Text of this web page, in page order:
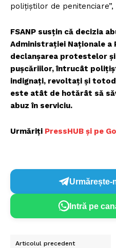
polițiștilor de
FSANP susțin că decizia
Administrației Naționale a
declanșarea protestelor
pușcăriilor, întrucât
indignați, revoltați și
este atât de hotărât să
abuz în serviciu.
Urmăriți PressHUB și pe
Urmărește-
Intră pe
Articolul precedent